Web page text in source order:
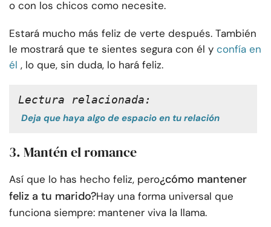
o con los chicos como necesite.
Estará mucho más feliz de verte después. También
le mostrará que te sientes segura con él y confía en
él , lo que, sin duda, lo hará feliz.
Lectura relacionada:
Deja que haya algo de espacio en tu relación
3. Mantén el romance
Así que lo has hecho feliz, pero¿cómo mantener
feliz a tu marido?Hay una forma universal que
funciona siempre: mantener viva la llama.